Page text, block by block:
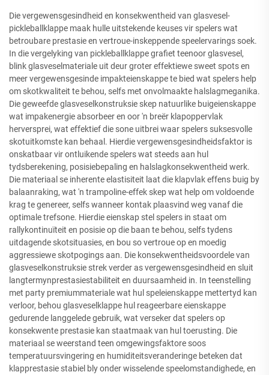
Die vergewensgesindheid en konsekwentheid van glasvesel-
pickleballklappe maak hulle uitstekende keuses vir spelers wat
betroubare prestasie en vertroue-inskeppende speelervarings soek.
In die vergelyking van pickleballklappe grafiet teenoor glasvesel,
blink glasveselmateriale uit deur groter effektiewe sweet spots en
meer vergewensgesinde impakteienskappe te bied wat spelers help
om skotkwaliteit te behou, selfs met onvolmaakte halslagmeganika.
Die geweefde glasveselkonstruksie skep natuurlike buigeienskappe
wat impakenergie absorbeer en oor 'n breër klapoppervlak
herversprei, wat effektief die sone uitbrei waar spelers suksesvolle
skotuitkomste kan behaal. Hierdie vergewensgesindheidsfaktor is
onskatbaar vir ontluikende spelers wat steeds aan hul
tydsberekening, posisiebepaling en halslagkonsekwentheid werk.
Die materiaal se inherente elastisiteit laat die klapvlak effens buig by
balaanraking, wat 'n trampoline-effek skep wat help om voldoende
krag te genereer, selfs wanneer kontak plaasvind weg vanaf die
optimale trefsone. Hierdie eienskap stel spelers in staat om
rallykontinuïteit en posisie op die baan te behou, selfs tydens
uitdagende skotsituasies, en bou so vertroue op en moedig
aggressiewe skotpogings aan. Die konsekwentheidsvoordele van
glasveselkonstruksie strek verder as vergewensgesindheid en sluit
langtermynprestasiestabiliteit en duursaamheid in. In teenstelling
met party premiummateriale wat hul speleienskappe mettertyd kan
verloor, behou glasveselklappe hul reageerbare eienskappe
gedurende langgelede gebruik, wat verseker dat spelers op
konsekwente prestasie kan staatmaak van hul toerusting. Die
materiaal se weerstand teen omgewingsfaktore soos
temperatuursvingering en humiditeitsveranderinge beteken dat
klapprestasie stabiel bly onder wisselende speelomstandighede, en